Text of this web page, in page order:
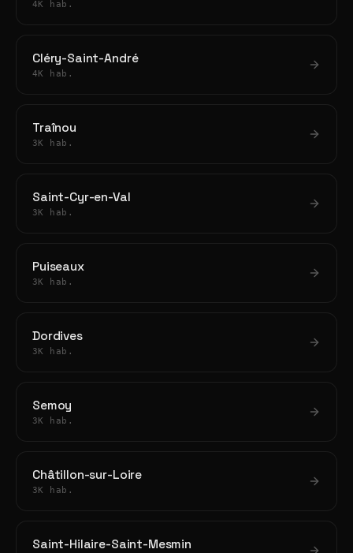
4K hab.
Cléry-Saint-André
4K hab.
Traînou
3K hab.
Saint-Cyr-en-Val
3K hab.
Puiseaux
3K hab.
Dordives
3K hab.
Semoy
3K hab.
Châtillon-sur-Loire
3K hab.
Saint-Hilaire-Saint-Mesmin